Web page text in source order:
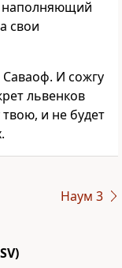
наполняющий
свои
Саваоф. И сожгу
львенков
и не будет
Наум 3